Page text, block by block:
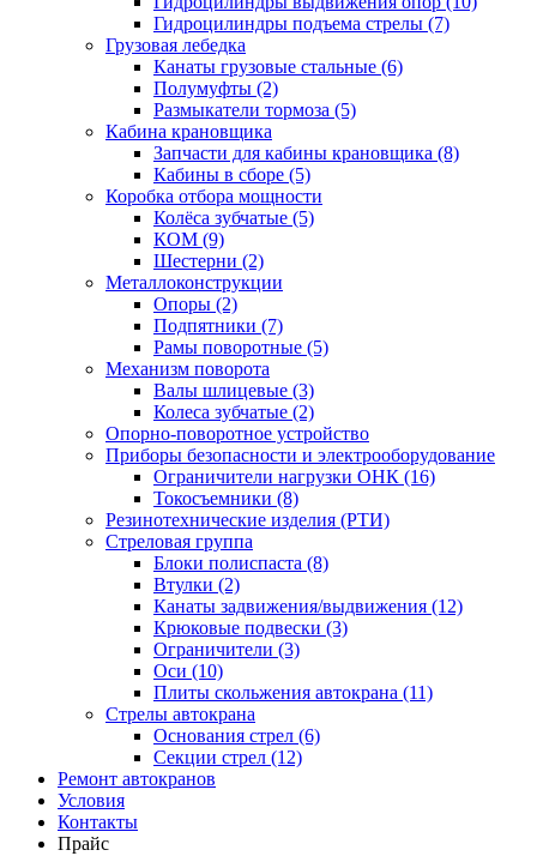
Гидроцилиндры подъема стрелы (7)
Грузовая лебедка
Канаты грузовые стальные (6)
Полумуфты (2)
Размыкатели тормоза (5)
Кабина крановщика
Запчасти для кабины крановщика (8)
Кабины в сборе (5)
Коробка отбора мощности
Колёса зубчатые (5)
КОМ (9)
Шестерни (2)
Металлоконструкции
Опоры (2)
Подпятники (7)
Рамы поворотные (5)
Механизм поворота
Валы шлицевые (3)
Колеса зубчатые (2)
Опорно-поворотное устройство
Приборы безопасности и электрооборудование
Ограничители нагрузки ОНК (16)
Токосъемники (8)
Резинотехнические изделия (РТИ)
Стреловая группа
Блоки полиспаста (8)
Втулки (2)
Канаты задвижения/выдвижения (12)
Крюковые подвески (3)
Ограничители (3)
Оси (10)
Плиты скольжения автокрана (11)
Стрелы автокрана
Основания стрел (6)
Секции стрел (12)
Ремонт автокранов
Условия
Контакты
Прайс